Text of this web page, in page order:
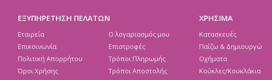
ΕΞΥΠΗΡΕΤΗΣΗ ΠΕΛΑΤΩΝ
Εταιρεία
Επικοινωνία
Πολιτική Απορρήτου
Όροι Χρήσης
Ο λογαριασμός μου
Επιστροφές
Τρόποι Πληρωμής
Τρόποι Αποστολής
ΧΡΗΣΙΜΑ
Κατασκευές
Παίζω & Δημιουργώ
Οχήματα
Κούκλες/Κουκλάκια